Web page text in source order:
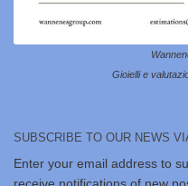
Gioielli e
SUBSCRIBE TO OUR NEWS
Enter your email address to